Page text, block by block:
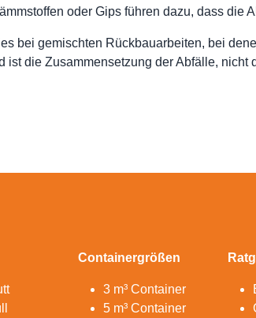
oder Gips führen dazu, dass die
bei gemischten Rückbauarbeiten, bei
ist die Zusammensetzung der Abfälle, nicht
Containergrößen
3 m³ Container
5 m³ Container